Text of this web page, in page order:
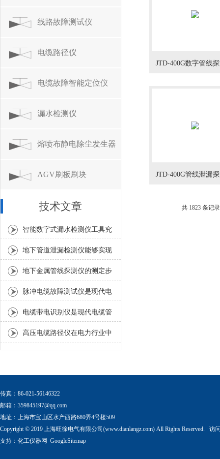
统
线路故障测试仪
电缆路径仪
电缆故障智能定位仪
漏水检测仪
熔喷布静电除尘发生器
AGV刷板刷块
技术文章
智能数字式漏水检测仪工具究
竟是什么？
地下管道泄漏检测仪能够实现
对微小泄漏的准确定位
地下金属管线探测仪的测定步
骤须知
脉冲电缆故障测试仪是现代电
缆运维中不可少的工具
电缆带电识别仪是现代电缆管
理和维护中不可少的重要工具
高压电缆路径仪在电力行业中
发挥着重要作用
JTD-400G数字管线
JTD-400G管线泄漏
共 1823 条记
传真：86-021-56146322
邮箱： 359845197@qq.com
地址：上海市宝山区水产西路680弄4号楼509
Copyright © 2019 上海旺徐电气有限公司(www.dianlangz.com) All Rights Reserved. 访
支持： 化工仪器网 GoogleSitemap